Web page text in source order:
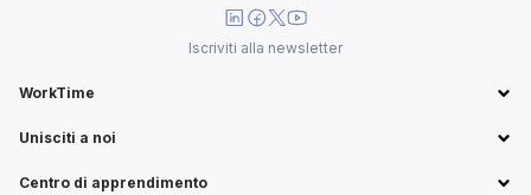
WorkTime
Unisciti a noi
Centro di apprendimento
Iscriviti alla newsletter